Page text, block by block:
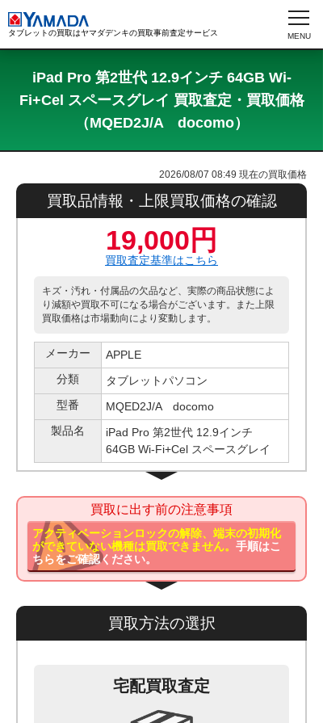
タブレットの買取はヤマダデンキの買取事前査定サービス
iPad Pro 第2世代 12.9インチ 64GB Wi-
Fi+Cel スペースグレイ 買取査定・買取価格
（MQED2J/A docomo）
2026/08/07 08:49 現在の買取価格
買取品情報・上限買取価格の確認
19,000円
買取査定基準はこちら
キズ・汚れ・付属品の欠品など、実際の商品状態によ
り減額や買取不可になる場合がございます。また上限
買取価格は市場動向により変動します。
メーカー
APPLE
分類
タブレットパソコン
型番
MQED2J/A docomo
製品名
iPad Pro 第2世代 12.9インチ
64GB Wi-Fi+Cel スペースグレイ
買取に出す前の注意事項
アクティベーションロックの解除、端末の初期化
ができていない機種は買取できません。手順はこ
ちらをご確認ください。
買取方法の選択
宅配買取査定